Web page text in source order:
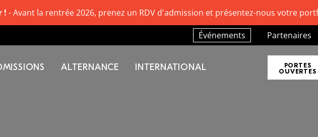
Événements Partenaires
PORTES
OUVERTES
ALTERNANCE INTERNATIONAL
! - Avant la rentrée 2026, prenez un RDV d'admission et présentez-nous votre